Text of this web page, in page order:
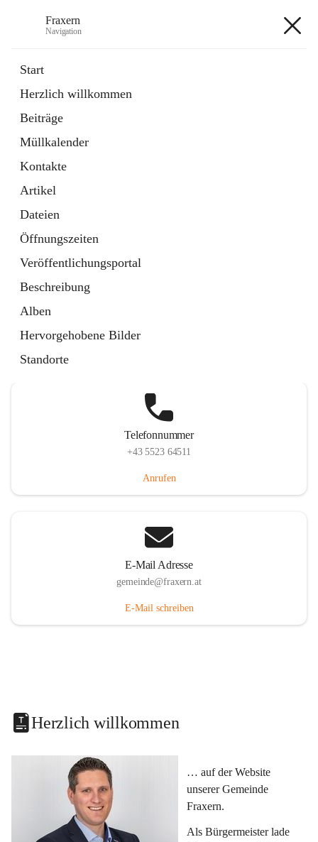
Fraxern
Navigation
Start
Herzlich willkommen
Beiträge
Müllkalender
Kontakte
Artikel
Dateien
Öffnungszeiten
Veröffentlichungsportal
Beschreibung
Alben
Hervorgehobene Bilder
Standorte
Ordner
in
Tab
Formulare
Artikel
öffnet
in
neuem
Tab
Telefonnummer
+43 5523 64511
Anrufen
E-Mail Adresse
gemeinde@fraxern.at
E-Mail schreiben
Herzlich willkommen
… auf der Website
unserer Gemeinde
Fraxern.
Als Bürgermeister lade